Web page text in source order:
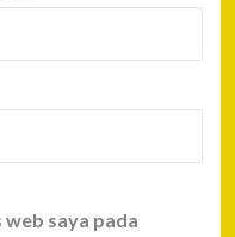
web saya pada